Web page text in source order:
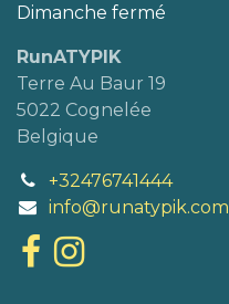
Dimanche fermé
RunATYPIK
Terre Au Baur 19
5022 Cognelée
Belgique
+32476741444
info@runatypik.com